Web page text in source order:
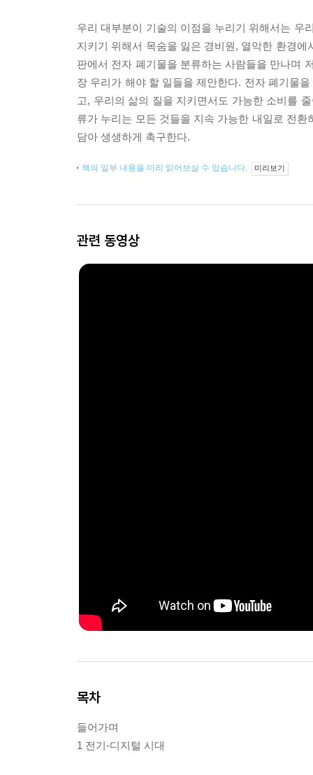
우리 대부분이 기술의 이점을 누리기 위해서는 우
지키기 위해서 목숨을 잃은 경비원, 열악한 환경
판에서 전자 폐기물을 분류하는 사람들을 만나며
장 우리가 해야 할 일들을 제안한다. 전자 폐기물
고, 우리의 삶의 질을 지키면서도 가능한 소비를
류가 누리는 모든 것들을 지속 가능한 내일로 전
담아 생생하게 촉구한다.
책의 일부 내용을 미리 읽어보실 수 있습니다. 미리보기
관련 동영상
목차
들어가며
1 전기-디지털 시대